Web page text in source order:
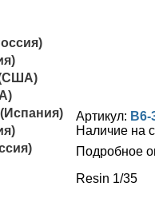
(США)
Артикул: B6-
Наличие на
Подробное
Resin 1/35